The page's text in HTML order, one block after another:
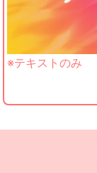
※テキストのみ